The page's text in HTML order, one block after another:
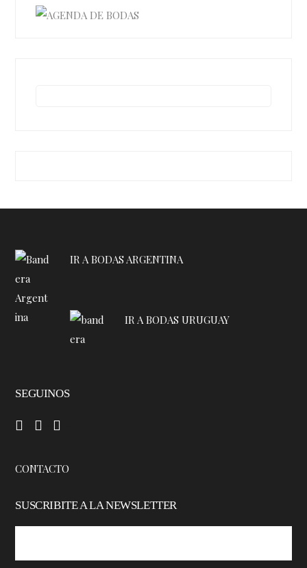
IR A BODAS ARGENTINA
IR A BODAS URUGUAY
SEGUINOS
CONTACTO
SUSCRIBITE A LA NEWSLETTER